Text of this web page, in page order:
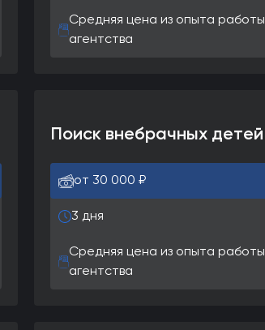
Средняя цена из опыта работы
агентства
Поиск внебрачных детей
от 30 000 ₽
3 дня
Средняя цена из опыта работы
агентства